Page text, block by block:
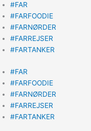
#FAR
#FARFOODIE
#FARNØRDER
#FARREJSER
#FARTANKER
#FAR
#FARFOODIE
#FARNØRDER
#FARREJSER
#FARTANKER